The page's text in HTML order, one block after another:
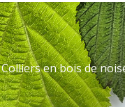
Colliers en bois de